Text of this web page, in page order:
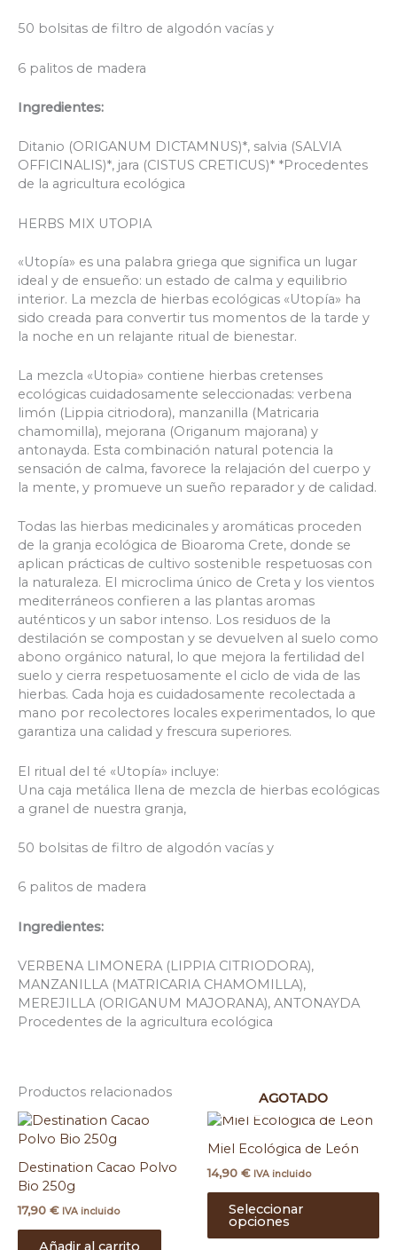
50 bolsitas de filtro de algodón vacías y
6 palitos de madera
Ingredientes:
Ditanio (ORIGANUM DICTAMNUS)*, salvia (SALVIA
OFFICINALIS)*, jara (CISTUS CRETICUS)* *Procedentes
de la agricultura ecológica
HERBS MIX UTOPIA
«Utopía» es una palabra griega que significa un lugar
ideal y de ensueño: un estado de calma y equilibrio
interior. La mezcla de hierbas ecológicas «Utopía» ha
sido creada para convertir tus momentos de la tarde y
la noche en un relajante ritual de bienestar.
La mezcla «Utopia» contiene hierbas cretenses
ecológicas cuidadosamente seleccionadas: verbena
limón (Lippia citriodora), manzanilla (Matricaria
chamomilla), mejorana (Origanum majorana) y
antonayda. Esta combinación natural potencia la
sensación de calma, favorece la relajación del cuerpo y
la mente, y promueve un sueño reparador y de calidad.
Todas las hierbas medicinales y aromáticas proceden
de la granja ecológica de Bioaroma Crete, donde se
aplican prácticas de cultivo sostenible respetuosas con
la naturaleza. El microclima único de Creta y los vientos
mediterráneos confieren a las plantas aromas
auténticos y un sabor intenso. Los residuos de la
destilación se compostan y se devuelven al suelo como
abono orgánico natural, lo que mejora la fertilidad del
suelo y cierra respetuosamente el ciclo de vida de las
hierbas. Cada hoja es cuidadosamente recolectada a
mano por recolectores locales experimentados, lo que
garantiza una calidad y frescura superiores.
El ritual del té «Utopía» incluye:
Una caja metálica llena de mezcla de hierbas ecológicas
a granel de nuestra granja,
50 bolsitas de filtro de algodón vacías y
6 palitos de madera
Ingredientes:
VERBENA LIMONERA (LIPPIA CITRIODORA),
MANZANILLA (MATRICARIA CHAMOMILLA),
MEREJILLA (ORIGANUM MAJORANA), ANTONAYDA
Procedentes de la agricultura ecológica
Productos relacionados
Destination Cacao Polvo
Bio 250g
17,90 € IVA incluido
Añadir al carrito
AGOTADO
Miel Ecológica de León
14,90 € IVA incluido
Seleccionar
opciones